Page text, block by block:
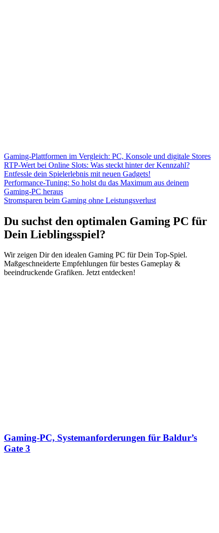
Gaming-Plattformen im Vergleich: PC, Konsole und digitale Stores
RTP-Wert bei Online Slots: Was steckt hinter der Kennzahl?
Entfessle dein Spielerlebnis mit neuen Gadgets!
Performance-Tuning: So holst du das Maximum aus deinem
Gaming-PC heraus
Stromsparen beim Gaming ohne Leistungsverlust
Du suchst den optimalen Gaming PC für
Dein Lieblingsspiel?
Wir zeigen Dir den idealen Gaming PC für Dein Top-Spiel.
Maßgeschneiderte Empfehlungen für bestes Gameplay &
beeindruckende Grafiken. Jetzt entdecken!
Gaming-PC, Systemanforderungen für Baldur’s
Gate 3